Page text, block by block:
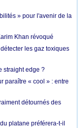
» pour l'avenir de la
Khan révoqué
les gaz toxiques
straight edge ?
paraître « cool » : entre
détournés des
platane préférera-t-il